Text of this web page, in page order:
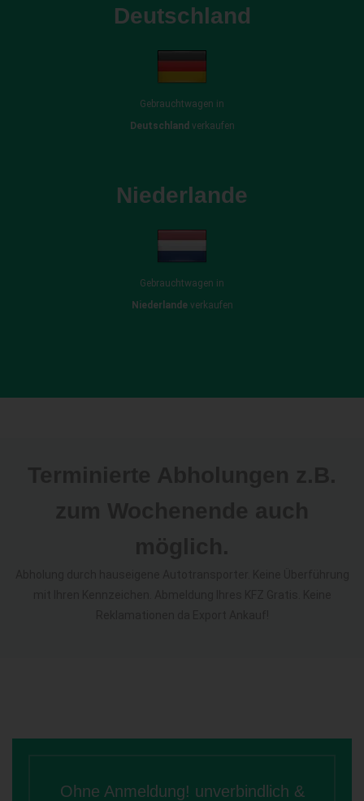
Deutschland
Gebrauchtwagen in
Deutschland verkaufen
Niederlande
Gebrauchtwagen in
Niederlandeverkaufen
Ohne Anmeldung! unverbindlich &